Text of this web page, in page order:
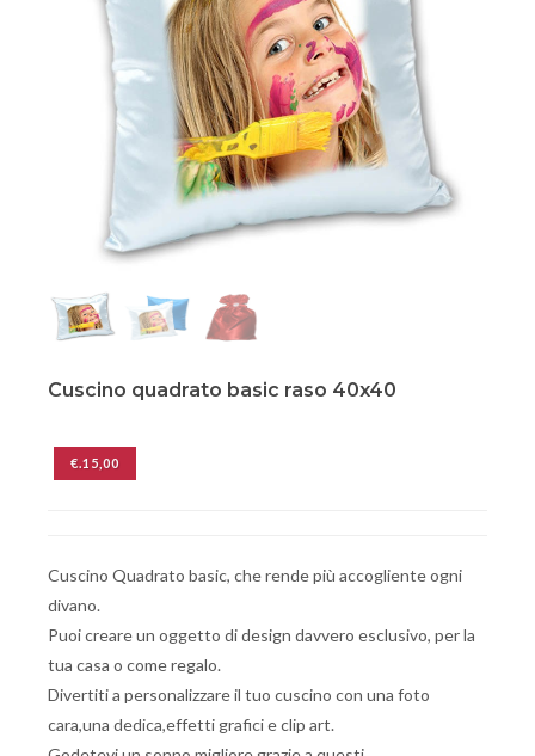
Cuscino quadrato basic raso 40x40
€.15,00
Cuscino Quadrato basic, che rende più accogliente ogni
divano.
Puoi creare un oggetto di design davvero esclusivo, per la
tua casa o come regalo.
Divertiti a personalizzare il tuo cuscino con una foto
cara,una dedica,effetti grafici e clip art.